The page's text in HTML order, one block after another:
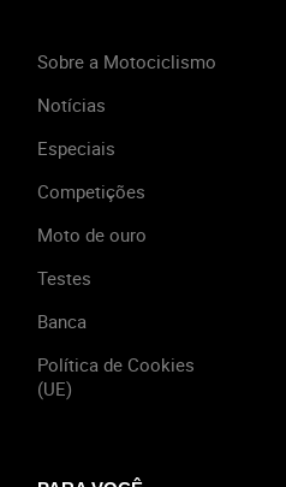
Sobre a Motociclismo
Notícias
Especiais
Competições
Moto de ouro
Testes
Banca
Política de Cookies
(UE)